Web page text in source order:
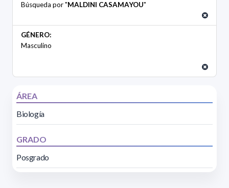
Búsqueda por "MALDINI CASAMAYOU"
GÉNERO:
Masculino
ÁREA
Biología
GRADO
Posgrado